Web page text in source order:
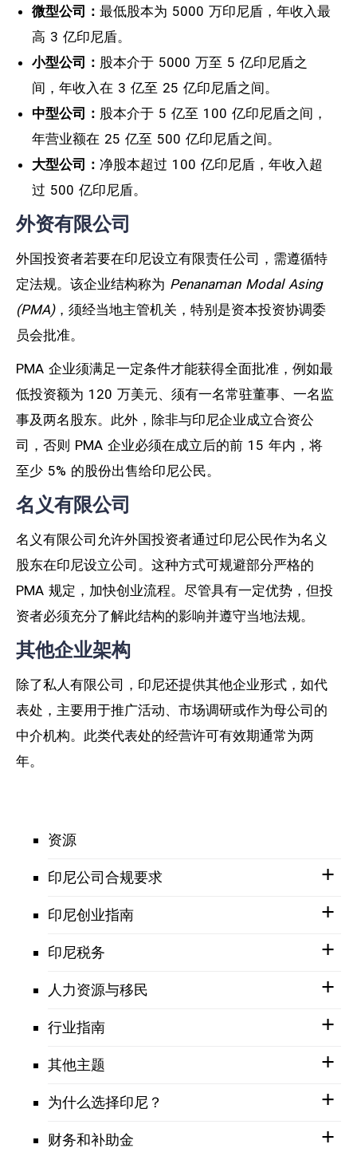
微型公司： 最低股本为 5000 万印尼盾，年收入最
高 3 亿印尼盾。
小型公司： 股本介于 5000 万至 5 亿印尼盾之
间，年收入在 3 亿至 25 亿印尼盾之间。
中型公司： 股本介于 5 亿至 100 亿印尼盾之间，
年营业额在 25 亿至 500 亿印尼盾之间。
大型公司： 净股本超过 100 亿印尼盾，年收入超
过 500 亿印尼盾。
外资有限公司
外国投资者若要在印尼设立有限责任公司，需遵循特
定法规。该企业结构称为 Penanaman Modal Asing
(PMA)，须经当地主管机关，特别是资本投资协调委
员会批准。
PMA 企业须满足一定条件才能获得全面批准，例如最
低投资额为 120 万美元、须有一名常驻董事、一名监
事及两名股东。此外，除非与印尼企业成立合资公
司，否则 PMA 企业必须在成立后的前 15 年内，将
至少 5% 的股份出售给印尼公民。
名义有限公司
名义有限公司允许外国投资者通过印尼公民作为名义
股东在印尼设立公司。这种方式可规避部分严格的
PMA 规定，加快创业流程。尽管具有一定优势，但投
资者必须充分了解此结构的影响并遵守当地法规。
其他企业架构
除了私人有限公司，印尼还提供其他企业形式，如代
表处，主要用于推广活动、市场调研或作为母公司的
中介机构。此类代表处的经营许可有效期通常为两
年。
资源
印尼公司合规要求
印尼创业指南
印尼税务
人力资源与移民
行业指南
其他主题
为什么选择印尼？
财务和补助金